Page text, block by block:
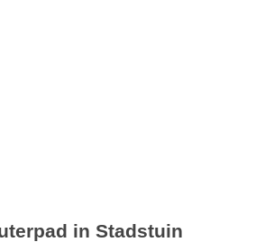
in Stadstuin